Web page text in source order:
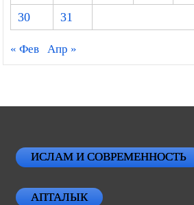
30
31
« Фев Апр »
ИСЛАМ И СОВРЕМЕННОСТЬ
АПТАЛЫК